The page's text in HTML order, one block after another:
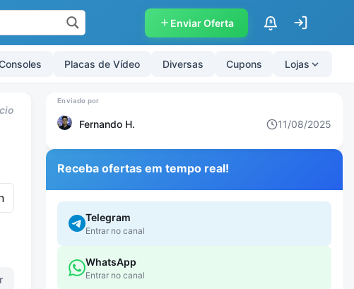
Enviar Oferta $
Placas de Vídeo Diversas Cupons Lojas
Fernando H. 11/08/2025
Receba ofertas em tempo real!
Telegram
Entrar no canal
WhatsApp
Entrar no canal